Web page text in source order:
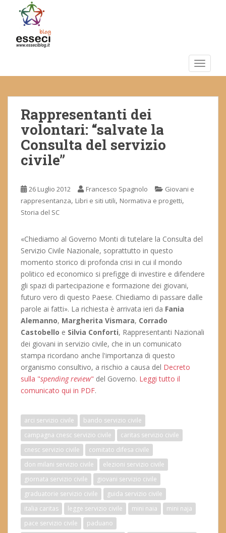
m
Rappresentanti dei
volontari: “salvate la
Consulta del servizio
civile”
26 Luglio 2012 Francesco Spagnolo
Giovani e
rappresentanza, Libri e siti utili, Normativa e progetti,
Storia del SC
«Chiediamo al Governo Monti di tutelare la Consulta del
Servizio Civile Nazionale, soprattutto in questo
momento storico di profonda crisi in cui il mondo
politico ed economico si prefigge di investire e difendere
gli spazi di partecipazione e formazione dei giovani,
futuro vero di questo Paese. Chiediamo di passare dalle
parole ai fatti». La richiesta è arrivata ieri da Fania
Alemanno, Margherita Vismara, Corrado
Castobello e Silvia Conforti, Rappresentanti Nazionali
dei giovani in servizio civile, che in un comunicato
stampa ricordano anche l'importanza di questo
organismo consultivo, a rischio a causa del Decreto
sulla "spending review" del Governo. Leggi tutto il
comunicato qui in PDF.
arci servizio civile
bando servizio civile
campagna cnesc servizio civile
caritas servizio civile
cnesc servizio civile
comitato difesa civile
don milani servizio civile
elezioni servizio civile
giornata servizio civile
giovani servizio civile
graduatorie servizio civile
guida servizio civile
italia caritas
legge servizio civile mini naia
mini naja
pace servizio civile
paduano